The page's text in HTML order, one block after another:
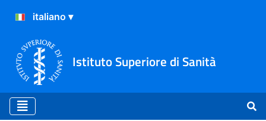
Istituto Superiore di Sanità